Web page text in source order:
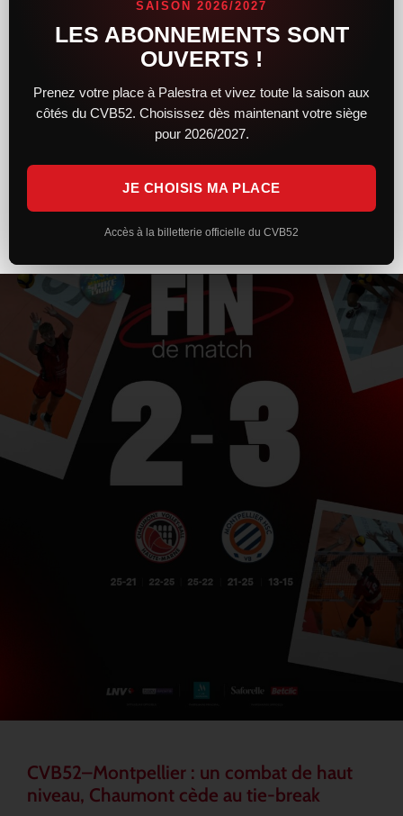
Après un premier set solide et engagé, le CVB52 n’a pas réussi
à maintenir son niveau face à Toulouse. Trop irréguliers et
pénalisés par plusieurs trous d’air, les Chaumontais s’inclinent
LIRE LA SUITE »
7 février 2026 20 h 26 min
CVB52–Montpellier : un combat de haut
niveau, Chaumont cède au tie-break
SAISON 2026/2027
LES ABONNEMENTS SONT
OUVERTS !
Prenez votre place à Palestra et vivez toute la saison aux
côtés du CVB52. Choisissez dès maintenant votre siège
pour 2026/2027.
JE CHOISIS MA PLACE
Accès à la billetterie officielle du CVB52